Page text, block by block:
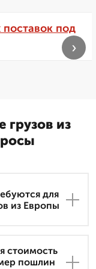
под
›
из
для
из Европы
стоимость
пошлин